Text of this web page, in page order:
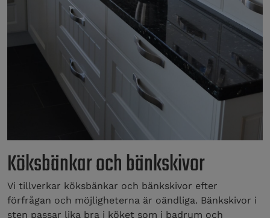
Köksbänkar och bänkskivor
Vi tillverkar köksbänkar och bänkskivor efter
förfrågan och möjligheterna är oändliga. Bänkskivor i
sten passar lika bra i köket som i badrum och